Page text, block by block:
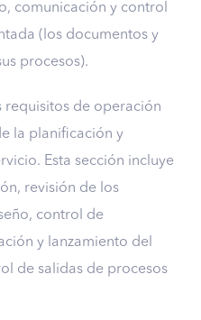
comunicación y control
(los documentos y
procesos).
requisitos de operación
la planificación y
Esta sección incluye
revisión de los
control de
y lanzamiento del
de salidas de procesos